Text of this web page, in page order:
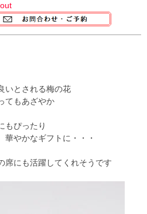
いとされる梅の花
てもあざやか
もぴったり
華やかなギフトに・・・
席にも活躍してくれそうです